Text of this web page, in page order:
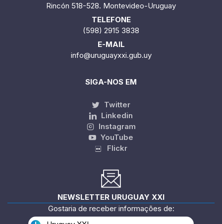
Rincón 518-528. Montevideo-Uruguay
TELEFONE
(598) 2915 3838
E-MAIL
info@uruguayxxi.gub.uy
SIGA-NOS EM
Twitter
Linkedin
Instagram
YouTube
Flickr
NEWSLETTER URUGUAY XXI
Gostaria de receber informações de: